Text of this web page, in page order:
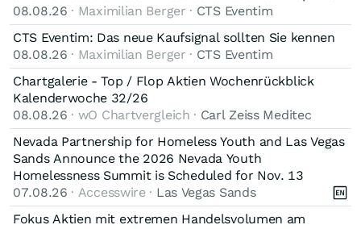
08.08.26 · Maximilian Berger · CTS Eventim
CTS Eventim: Das neue Kaufsignal sollten Sie kennen
08.08.26 · Maximilian Berger · CTS Eventim
Chartgalerie - Top / Flop Aktien Wochenrückblick
Kalenderwoche 32/26
08.08.26 · wO Chartvergleich · Carl Zeiss Meditec
Nevada Partnership for Homeless Youth and Las Vegas
Sands Announce the 2026 Nevada Youth
Homelessness Summit is Scheduled for Nov. 13
07.08.26 · Accesswire · Las Vegas Sands
Fokus Aktien mit extremen Handelsvolumen am